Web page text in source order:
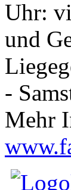
Uhr:
und
-
Mehr